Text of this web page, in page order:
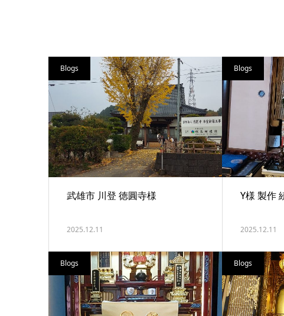
Blogs
武雄市 川登 徳圓寺様
2025.12.11
Blogs
Y様 製作
2025.12.11
Blogs Blogs